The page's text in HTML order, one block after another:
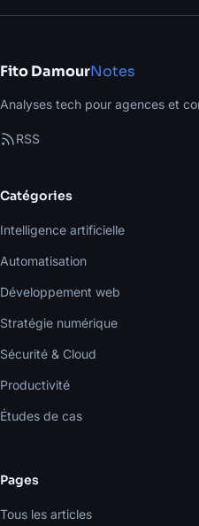
Fito DamourNotes
Analyses tech pour agences et
RSS
Catégories
Intelligence artificielle
Automatisation
Développement web
Stratégie numérique
Sécurité & Cloud
Productivité
Études de cas
Pages
Tous les articles